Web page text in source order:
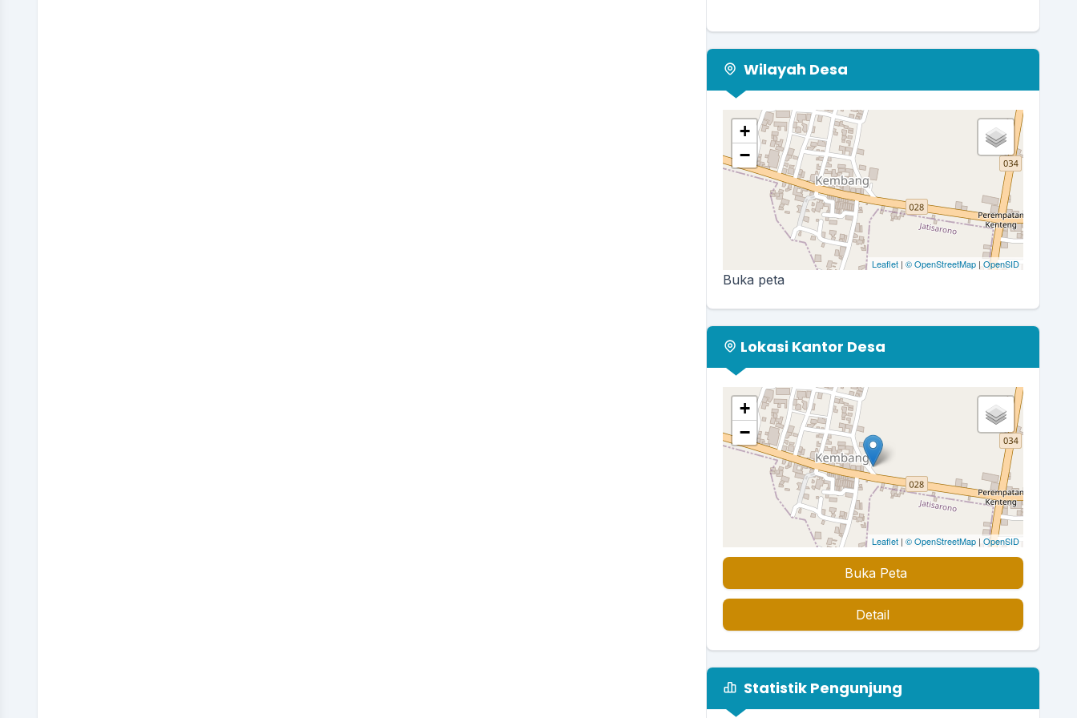
Wilayah Desa
+
−
Leaflet| © OpenStreetMap| OpenSID
Buka peta
Lokasi Kantor Desa
+
−
Leaflet| © OpenStreetMap| OpenSID
Buka Peta
Detail
Statistik Pengunjung